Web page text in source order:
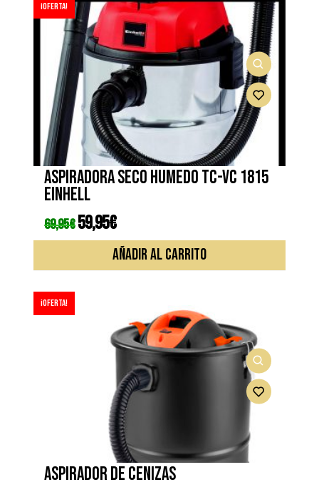
¡Oferta!
Aspiradora seco humedo TC-VC 1815
EINHELL
69,95€ El
precio
original
59,95€El
precio
actual
es:
59,95€.
AÑADIR AL CARRITO
¡Oferta!
Aspirador de cenizas